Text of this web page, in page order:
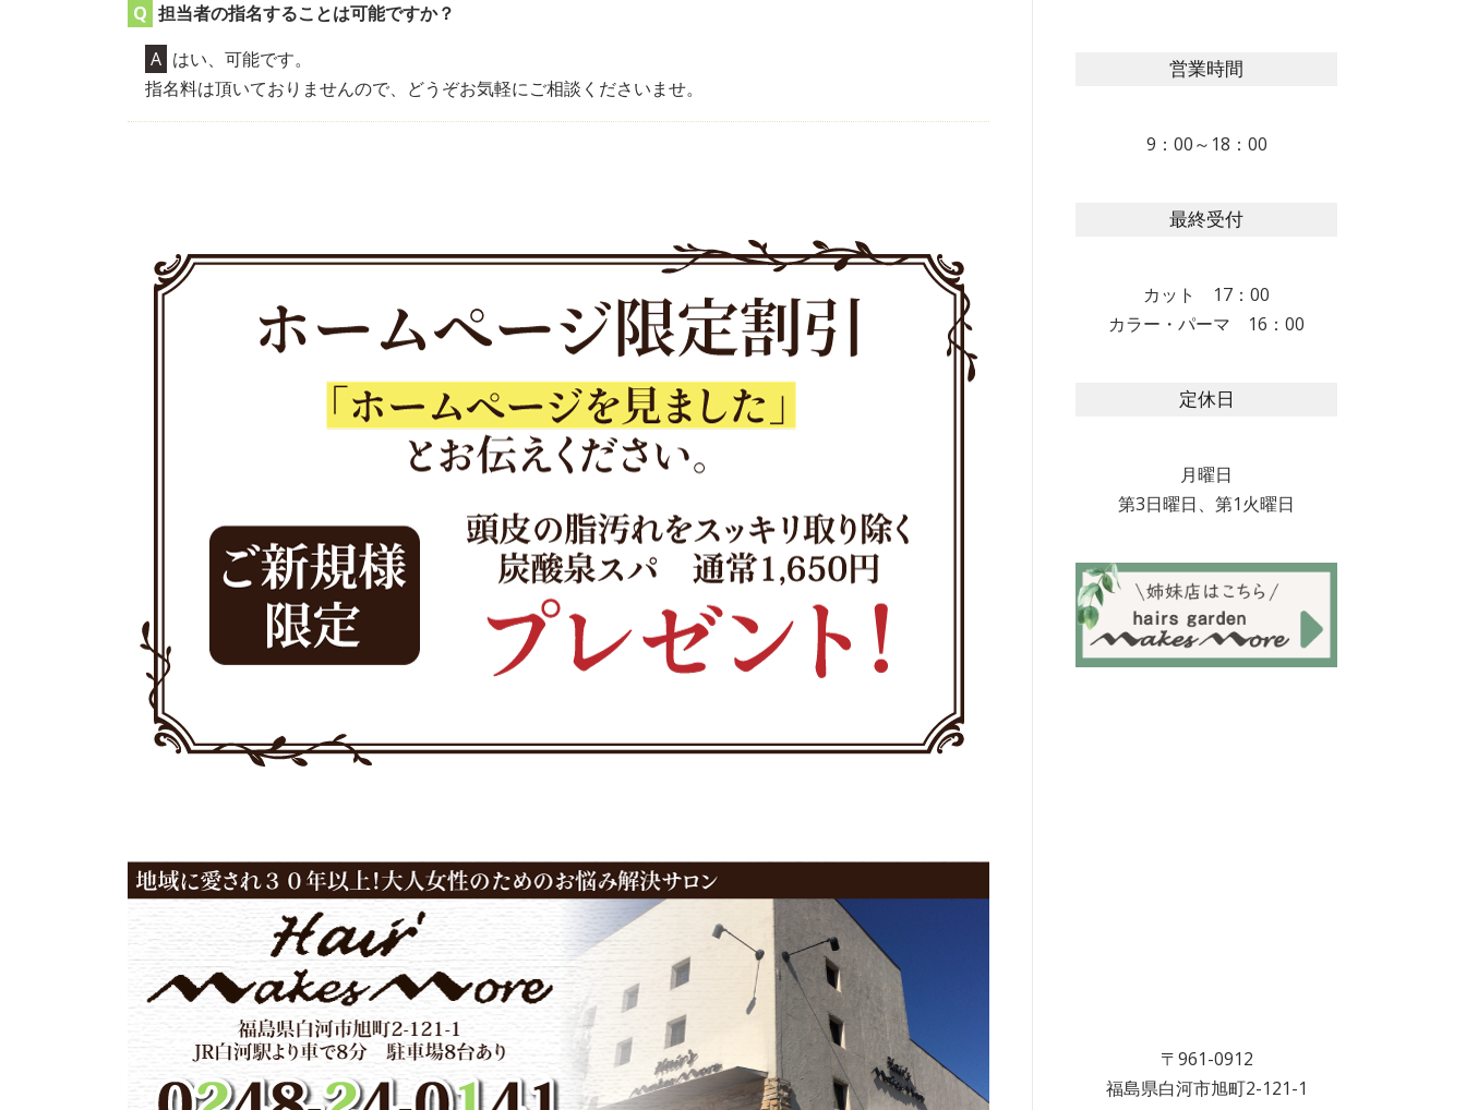
担当者の指名することは可能ですか？
はい、可能です。
指名料は頂いておりませんので、どうぞお気軽にご相談くださいませ。
営業時間
9：00～18：00
最終受付
カット 17：00
カラー・パーマ 16：00
定休日
月曜日
第3日曜日、第1火曜日
〒961-0912
福島県白河市旭町2-121-1